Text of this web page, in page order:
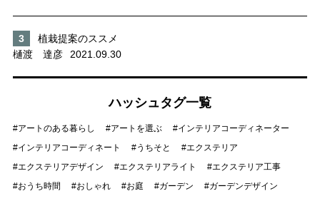
植栽提案のススメ
樋渡 達彦
2021.09.30
ハッシュタグ一覧
アートのある暮らし アートを選ぶ
インテリアコーディネーター
インテリアコーディネート
うちそと
エクステリア
エクステリアデザイン
エクステリアライト
エクステリア工事
おうち時間
おしゃれ お庭 ガーデン
ガーデンデザイン